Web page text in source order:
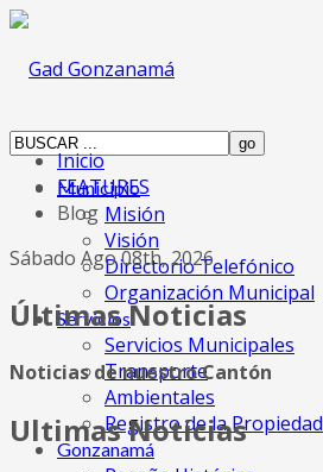
Municipio
Misión
Visión
Directorio Telefónico
Organización Municipal
Servicios
Servicios Municipales
Transporte
Ambientales
Registro de la Propiedad
Gonzanamá
Inicio
FEATURES
Blog
Sábado Ago 08th, 2026
Últimas Noticias
Noticias de nuestro Cantón
Ultimas Noticias